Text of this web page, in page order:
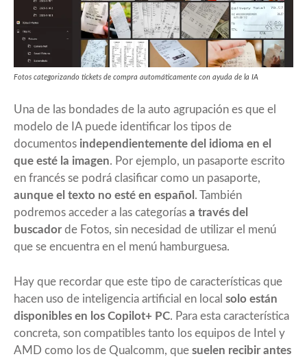
Fotos categorizando tickets de compra automáticamente con ayuda de la IA
Una de las bondades de la auto agrupación es que el
modelo de IA puede identificar los tipos de
documentos independientemente del idioma en el
que esté la imagen. Por ejemplo, un pasaporte escrito
en francés se podrá clasificar como un pasaporte,
aunque el texto no esté en español . También
podremos acceder a las categorías a través del
buscadorde Fotos, sin necesidad de utilizar el menú
que se encuentra en el menú hamburguesa.
Hay que recordar que este tipo de características que
hacen uso de inteligencia artificial en local solo están
disponibles en los Copilot+ PC. Para esta característica
concreta, son compatibles tanto los equipos de Intel y
AMD como los de Qualcomm, que suelen recibir antes